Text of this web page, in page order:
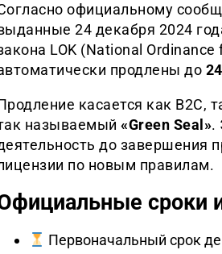
официальному
24 декабря 2024
LOK (National Ordinance
продлены до
касается как B2C,
называемый «Green Seal».
до завершения
по новым правилам.
сроки
Первоначальный срок